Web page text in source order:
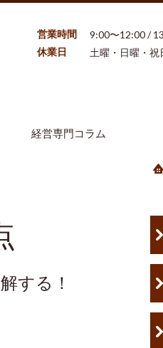
営業時間
9:00〜12:00 /
休業日
土曜・日曜・祝
経営専門コラム
する！